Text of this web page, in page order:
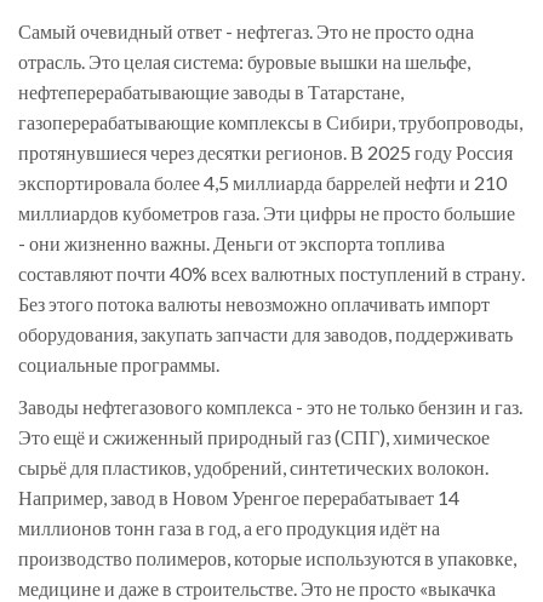
Самый очевидный ответ - нефтегаз. Это не просто одна
отрасль. Это целая система: буровые вышки на шельфе,
нефтеперерабатывающие заводы в Татарстане,
газоперерабатывающие комплексы в Сибири, трубопроводы,
протянувшиеся через десятки регионов. В 2025 году Россия
экспортировала более 4,5 миллиарда баррелей нефти и 210
миллиардов кубометров газа. Эти цифры не просто большие
- они жизненно важны. Деньги от экспорта топлива
составляют почти 40% всех валютных поступлений в страну.
Без этого потока валюты невозможно оплачивать импорт
оборудования, закупать запчасти для заводов, поддерживать
социальные программы.
Заводы нефтегазового комплекса - это не только бензин и газ.
Это ещё и сжиженный природный газ (СПГ), химическое
сырьё для пластиков, удобрений, синтетических волокон.
Например, завод в Новом Уренгое перерабатывает 14
миллионов тонн газа в год, а его продукция идёт на
производство полимеров, которые используются в упаковке,
медицине и даже в строительстве. Это не просто «выкачка